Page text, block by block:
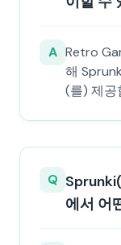
A Retro
해
(를) 제공
Q
에서 어